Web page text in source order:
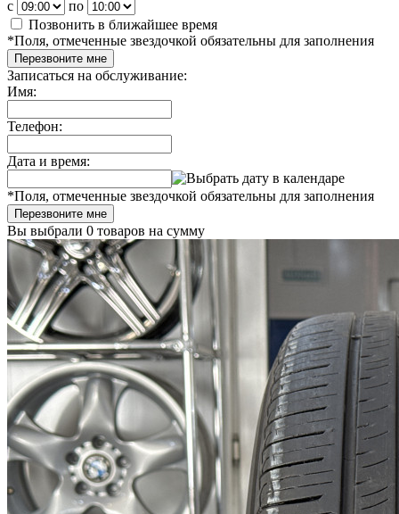
c
по
Позвонить в ближайшее время
*Поля, отмеченные звездочкой обязательны для заполнения
Перезвоните мне
Записаться на обслуживание:
Имя:
Телефон:
Дата и время:
*Поля, отмеченные звездочкой обязательны для заполнения
Перезвоните мне
Вы выбрали 0 товаров на сумму